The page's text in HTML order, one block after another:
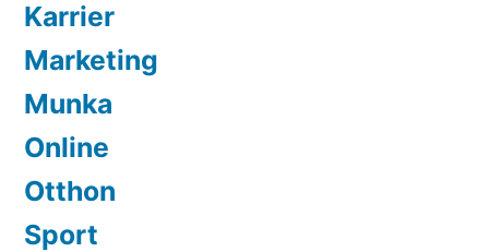
Karrier
Marketing
Munka
Online
Otthon
Sport